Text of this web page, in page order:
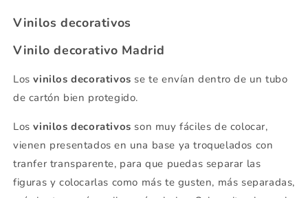
Vinilos decorativos
Vinilo decorativo Madrid
Losvinilos decorativos se te envían dentro de un tubo
de cartón bien protegido.
Losvinilos decorativos son muy fáciles de colocar,
vienen presentados en una base ya troquelados con
tranfer transparente, para que puedas separar las
figuras y colocarlas como más te gusten, más separadas,